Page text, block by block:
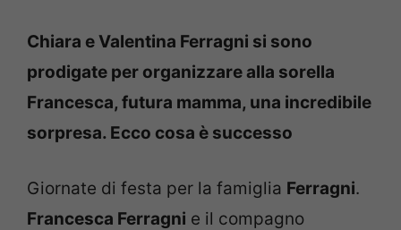
Chiara e Valentina Ferragni si sono
prodigate per organizzare alla sorella
Francesca, futura mamma, una incredibile
sorpresa. Ecco cosa è successo
Giornate di festa per la famiglia Ferragni.
Francesca Ferragni e il compagno